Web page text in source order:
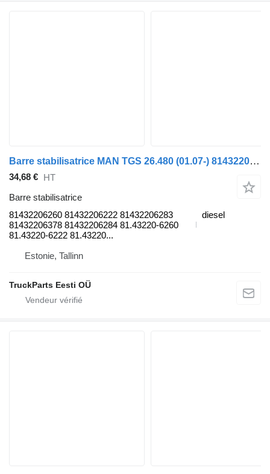
Barre stabilisatrice MAN TGS 26.480 (01.07-) 81432206260 pour tracteur routier MAN TGL, TGM, TGS, TGX (2005-2021)
34,68 € HT
Barre stabilisatrice
81432206260 81432206222 81432206283
81432206378 81432206284 81.43220-6260
81.43220-6222 81.43220...
diesel
Estonie, Tallinn
TruckParts Eesti OÜ